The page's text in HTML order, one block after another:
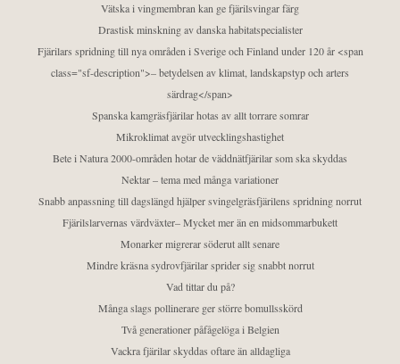
Vätska i vingmembran kan ge fjärilsvingar färg
Drastisk minskning av danska habitatspecialister
Fjärilars spridning till nya områden i Sverige och Finland under 120 år <span
class="sf-description">– betydelsen av klimat, landskapstyp och arters
särdrag</span>
Spanska kamgräsfjärilar hotas av allt torrare somrar
Mikroklimat avgör utvecklingshastighet
Bete i Natura 2000-områden hotar de väddnätfjärilar som ska skyddas
Nektar – tema med många variationer
Snabb anpassning till dagslängd hjälper svingelgräsfjärilens spridning norrut
Fjärilslarvernas värdväxter– Mycket mer än en midsommarbukett
Monarker migrerar söderut allt senare
Mindre kräsna sydrovfjärilar sprider sig snabbt norrut
Vad tittar du på?
Många slags pollinerare ger större bomullsskörd
Två generationer påfågelöga i Belgien
Vackra fjärilar skyddas oftare än alldagliga